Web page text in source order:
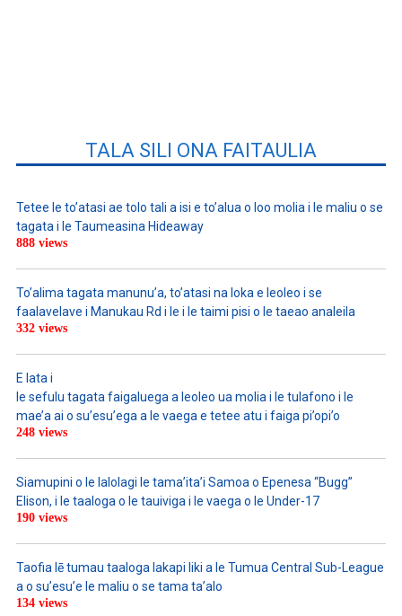
TALA SILI ONA FAITAULIA
Tetee le to’atasi ae tolo tali a isi e to’alua o loo molia i le maliu o se
tagata i le Taumeasina Hideaway
888 views
To’alima tagata manunu’a, to’atasi na loka e leoleo i se
faalavelave i Manukau Rd i le i le taimi pisi o le taeao analeila
332 views
E lata i
le sefulu tagata faigaluega a leoleo ua molia i le tulafono i le
mae’a ai o su’esu’ega a le vaega e tetee atu i faiga pi’opi’o
248 views
Siamupini o le lalolagi le tama’ita’i Samoa o Epenesa “Bugg”
Elison, i le taaloga o le tauiviga i le vaega o le Under-17
190 views
Taofia lē tumau taaloga lakapi liki a le Tumua Central Sub-League
a o su’esu’e le maliu o se tama ta’alo
134 views